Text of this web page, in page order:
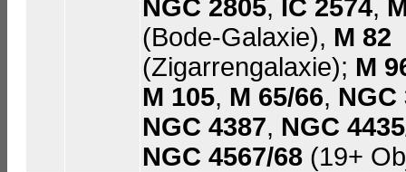
NGC 2805, IC 2574,
(Bode-Galaxie), M 82
(Zigarrengalaxie); M
M 105, M 65/66, NGC
NGC 4387, NGC
NGC 4567/68 (19+